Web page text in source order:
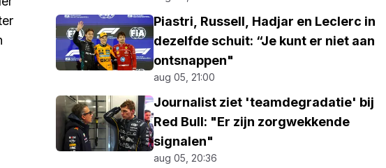
Piastri, Russell, Hadjar en Leclerc in
dezelfde schuit: “Je kunt er niet aan
ontsnappen"
aug 05, 21:00
Journalist ziet 'teamdegradatie' bij
Red Bull: "Er zijn zorgwekkende
signalen"
aug 05, 20:36